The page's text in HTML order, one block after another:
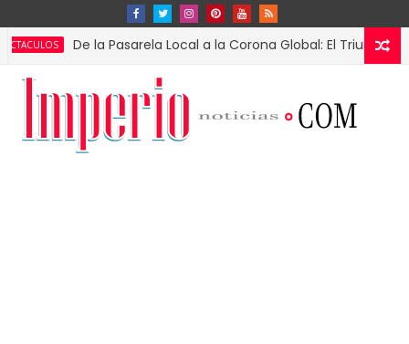
De la Pasarela Local a la Corona Global: El Triunfo de Fátima